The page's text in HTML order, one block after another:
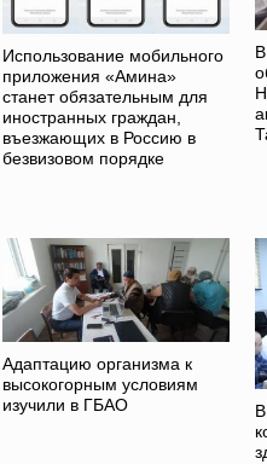
Использование мобильного
приложения «Амина»
станет обязательным для
иностранных граждан,
въезжающих в Россию в
безвизовом порядке
Адаптацию организма к
высокогорным условиям
изучили в ГБАО